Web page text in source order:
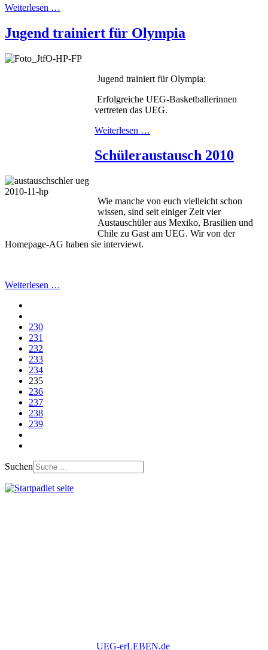
Weiterlesen …
Jugend trainiert für Olympia
Jugend trainiert für Olympia:
Erfolgreiche UEG-Basketballerinnen
vertreten das UEG.
Weiterlesen …
Schüleraustausch 2010
Wie manche von euch vielleicht schon
wissen, sind seit einiger Zeit vier
Austauschüler aus Mexiko, Brasilien und
Chile zu Gast am UEG. Wir von der
Homepage-AG haben sie interviewt.
Weiterlesen …
230
231
232
233
234
235
236
237
238
239
Suchen
UEG-erLEBEN.de